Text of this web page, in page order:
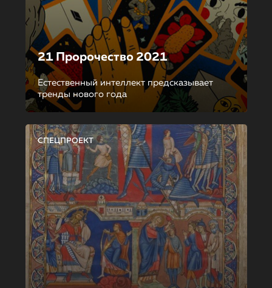
21 Пророчество 2021
Естественный интеллект предсказывает
тренды нового года
СПЕЦПРОЕКТ